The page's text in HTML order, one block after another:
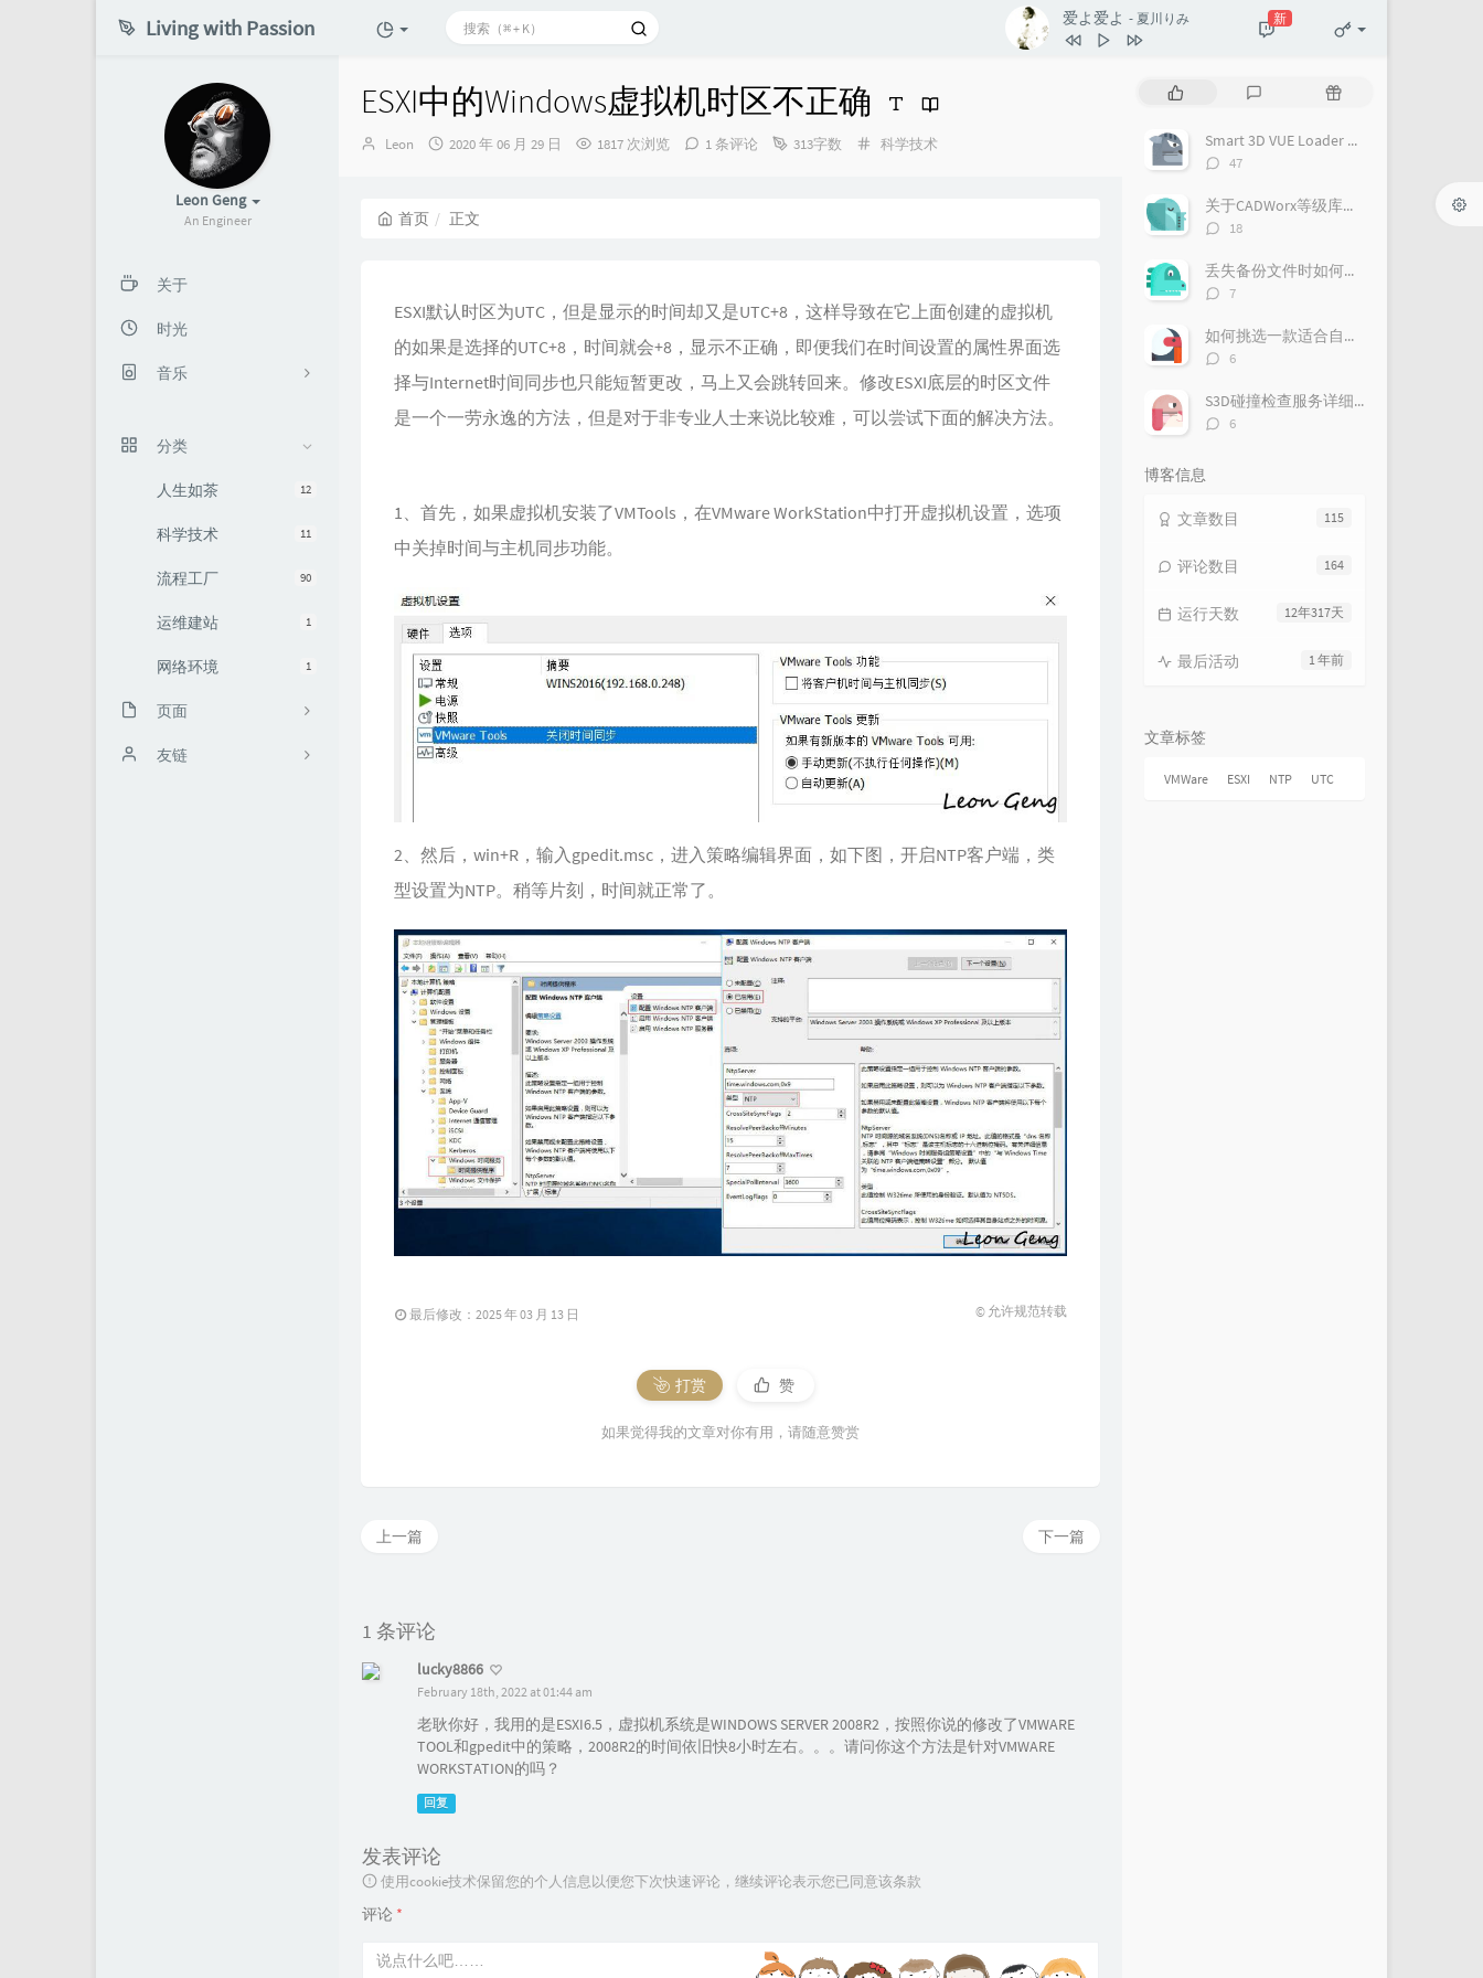
Living with Passion 爱よ爱よ - 夏川りみ 新
Leon Geng
An Engineer
关于
时光
音乐
分类
12
人生如茶
11
科学技术
90
流程工厂
1
运维建站
1
网络环境
页面
友链
ESXI中的Windows虚拟机时区不正确
博
Leon
发
2020 年 06 月 29 日 1817 次浏览 1 条评论 313字数
分
科学技术
首页 正文
ESXI默认时区为UTC，但是显示的时间却又是UTC+8，这样导致在它上面创建的虚拟机
的如果是选择的UTC+8，时间就会+8，显示不正确，即便我们在时间设置的属性界面选
择与Internet时间同步也只能短暂更改，马上又会跳转回来。修改ESXI底层的时区文件
是一个一劳永逸的方法，但是对于非专业人士来说比较难，可以尝试下面的解决方法。
1、首先，如果虚拟机安装了VMTools，在VMware WorkStation中打开虚拟机设置，选项
中关掉时间与主机同步功能。
2、然后，win+R，输入gpedit.msc，进入策略编辑界面，如下图，开启NTP客户端，类
型设置为NTP。稍等片刻，时间就正常了。
最后修改：2025 年 03 月 13 日 © 允许规范转载
打赏 赞
如果觉得我的文章对你有用，请随意赞赏
下一篇
上一篇
1 条评论
lucky8866
February 18th, 2022 at 01:44 am
老耿你好，我用的是ESXI6.5，虚拟机系统是WINDOWS SERVER 2008R2，按照你说的修改了VMWARE
TOOL和gpedit中的策略，2008R2的时间依旧快8小时左右。。。请问你这个方法是针对VMWARE
WORKSTATION的吗？
回复
发表评论
使用cookie技术保留您的个人信息以便您下次快速评论，继续评论表示您已同意该条款
评论 *
评
随
文Smart 3D VUE Loader Plugin for Navisworks
评
数：
47
关于CADWorx等级库的制作流程
评
数：
18
丢失备份文件时如何恢复项目
评
数：
7
如何挑选一款适合自己的三维配管软件？
评
数：
6
S3D碰撞检查服务详细介绍
评
6
博客信息
115
文章数目
164
评论数目
12年317天
运行天数
1 年前
最后活动
文章标签
VMWare ESXI NTP UTC